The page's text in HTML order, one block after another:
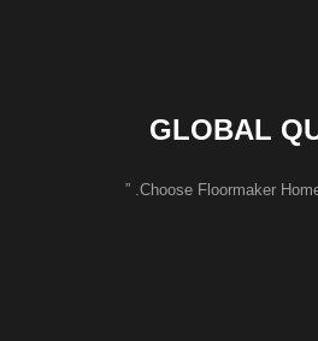
GLOBAL
Choose Floormaker